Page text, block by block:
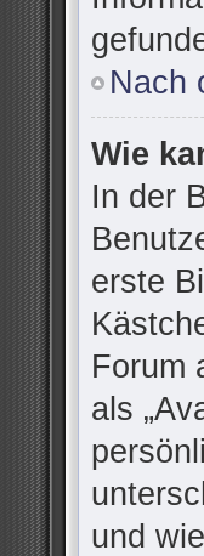
Nach
Wie
In der
erste
Forum
als
und